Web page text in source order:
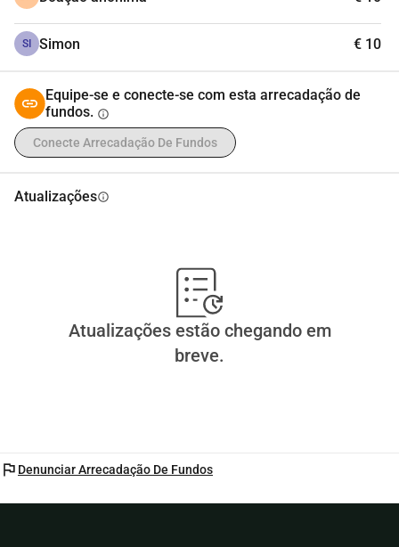
SI Simon € 10
Equipe-se e conecte-se com esta arrecadação de
fundos. info
Conecte Arrecadação De Fundos
Atualizaçõesinfo
Atualizações estão chegando em
breve.
flag Denunciar Arrecadação De Fundos